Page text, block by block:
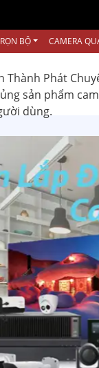
BỘ CAMERA
Thành Phát
sản phẩm
dùng.